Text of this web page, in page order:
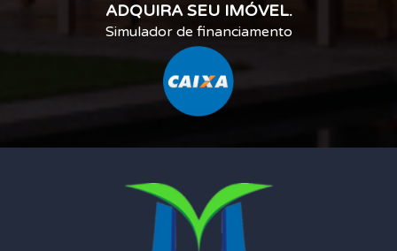
ADQUIRA SEU IMÓVEL.
Simulador de financiamento